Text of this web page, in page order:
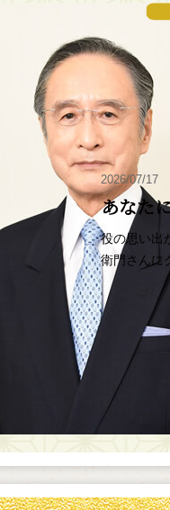
2026/07/17
あなた
役の思い出
衛門さんに